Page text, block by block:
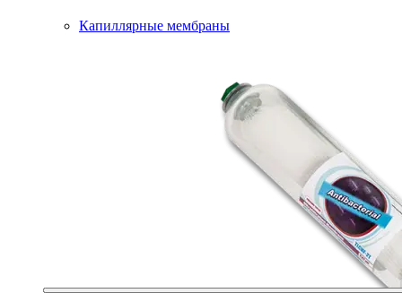
Капиллярные мембраны